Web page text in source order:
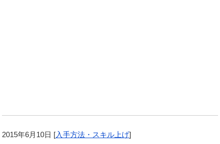
2015年6月10日 [入手方法・スキル上げ]